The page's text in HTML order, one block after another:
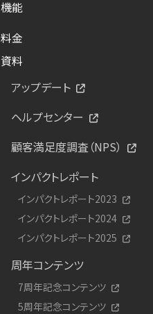
機能
料金
資料
アップデート
ヘルプセンター
顧客満足度調査（NPS）
インパクトレポート
インパクトレポート2023
インパクトレポート2024
インパクトレポート2025
周年コンテンツ
7周年記念コンテンツ
5周年記念コンテンツ